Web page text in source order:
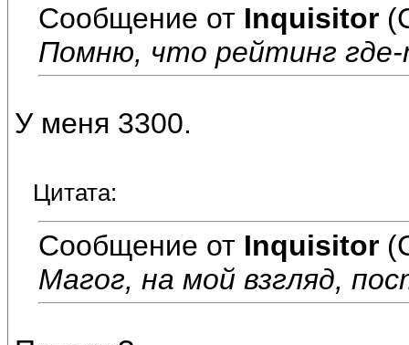
Сообщение от Inquisitor
Помню, что рейтинг где-
У меня 3300.
Цитата:
Сообщение от Inquisitor
Магог, на мой взгляд,